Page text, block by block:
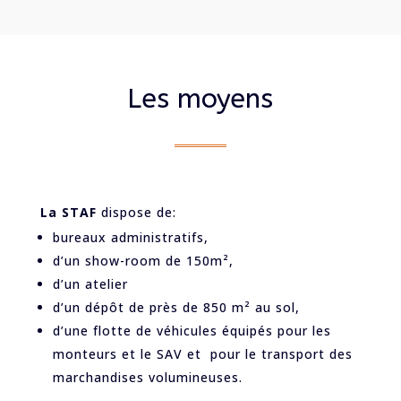
Les moyens
La STAF dispose de:
bureaux administratifs,
d’un show-room de 150m²,
d’un atelier
d’un dépôt de près de 850 m² au sol,
d’une flotte de véhicules équipés pour les
monteurs et le SAV et pour le transport des
marchandises volumineuses.